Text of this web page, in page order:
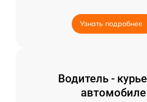
Узнать подробнее
Водитель -
автомобиле